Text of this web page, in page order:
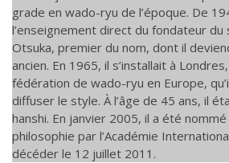
grade en wado-ryu de l’époque. De
l’enseignement direct du fondateur
Otsuka, premier du nom, dont il
ancien. En 1965, il s’installait à
fédération de wado-ryu en Europe,
diffuser le style. À l’âge de 45 ans, il
hanshi. En janvier 2005, il a été
philosophie par l’Académie
décéder le 12 juillet 2011.